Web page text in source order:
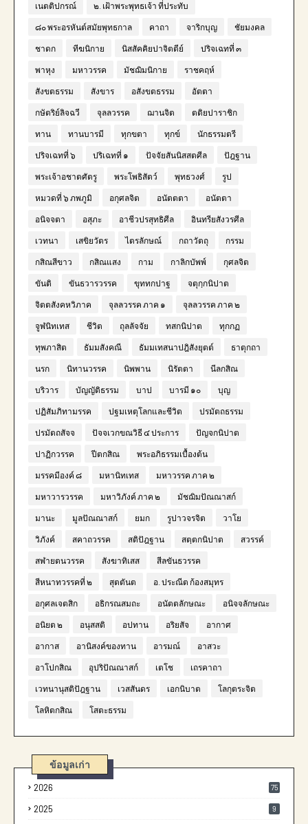
เนตติปกรณ์ ๒. เฝ้าพระพุทธเจ้า ที่ประทับ
๘๐ พระอรหันต์สมัยพุทธกาล คาถา จาริกบุญ ชัยมงคล
ชาดก ทีฆนิกาย นิสสัคคิยปาจิตตีย์ ปริจเฉทที่ ๓
พาหุง มหาวรรค มัชฌิมนิกาย ราชคฤห์
สังขตธรรม สังขาร อสังขตธรรม อัตตา
กษัตริย์ลิจฉวี จุลลวรรค ฌานจิต ตติยปาราชิก
ทาน ทานบารมี ทุกขตา ทุกข์ นักธรรมตรี
ปริจเฉทที่ ๖ ปริเฉทที่ ๑ ปัจจัยสันนิสสตศีล ปัฎฐาน
พระเจ้าอชาตศัตรู พระโพธิสัตว์ พุทธวงศ์ รูป
หมวดที่ ๖ ภพภูมิ อกุศลจิต อนัตตตา อนัตตา
อนิจจตา อสุภะ อาชีวปรสุทธิศีล อินทรียสังวรศีล
เวทนา เสขิยวัตร ไตรลักษณ์ กถาวัตถุ กรรม
กสิณสีขาว กสิณแสง กาม กาลิกบัพพ์ กุศลจิต
ขันติ ขันธวารวรรค ขุททกปาฐ จตุกฺกนิปาต
จิตตสังคหวิภาค จุลลวรรค ภาค ๑ จุลลวรรค ภาค ๒
จูฬนิทเทส ชีวิต ถุลลัจจัย ทสกนิปาต ทุกกฏ
ทุพภาสิต ธัมมสังคณี ธัมมเทสนาปฎิสังยุตต์ ธาตุกถา
นรก นิทานวรรค นิพพาน นิรัตตา นีลกสิณ
บริวาร บัญญัติธรรม บาป บารมี ๑๐ บุญ
ปฏิสัมภิทามรรค ปฐมเหตุโลกและชีวิต ปรมัตถธรรม
ปรมัตถสัจจ ปัจจเวกขณวิธี ๔ ประการ ปัญจกนิปาต
ปาฏิกวรรค ปีตกสิณ พระอภิธรรมเบื้องต้น
มรรคมีองค์ ๘ มหานิทเทส มหาวรรค ภาค ๒
มหาวารวรรค มหาวิภังค์ ภาค ๒ มัชฌิมปัณณาสก์
มานะ มูลปัณณาสก์ ยมก รูปาวจรจิต วาโย
วิภังค์ สคาถวรรค สติปัฎฐาน สตฺตกนิปาต สวรรค์
สฬายตนวรรค สังฆาทิเสส สีลขันธวรรค
สีหนาทวรรคที่ ๒ สุตตันต อ. ประณีต ก้องสมุทร
อกุศลเจตสิก อธิกรณสมถะ อนัตตลักษณะ อนิจจลักษณะ
อนิยต ๒ อนุสสติ อปทาน อริยสัจ อากาศ
อากาส อานิสงค์ของทาน อารมณ์ อาสวะ
อาโปกสิณ อุปริปัณณาสก์ เตโช เถรคาถา
เวทนานุสติปัฎฐาน เวสสันดร เอกนิบาต โลกุตระจิต
โลหิตกสิณ โสตะธรรม
ข้อมูลเก่า
2026 75
2025 9